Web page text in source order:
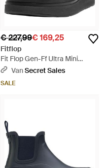
€ 227,99€ 169,25
Fitflop
Fit Flop Gen-Ff Ultra Mini
Doubleface Enkellaarsjes -
VanSecret Sales
SALE